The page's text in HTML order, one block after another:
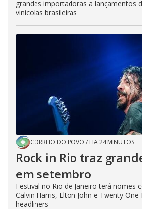
grandes importadoras a lançamentos
vinícolas brasileiras
CORREIO DO POVO / HÁ 24 MINUTOS
Rock in Rio traz
em setembro
Festival no Rio de Janeiro terá nomes
Calvin Harris, Elton John e Twenty
headliners